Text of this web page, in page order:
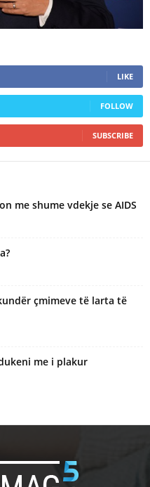
LIKE
FOLLOW
SUBSCRIBE
me shume vdekje se AIDS
çmimeve të larta të
me i plakur